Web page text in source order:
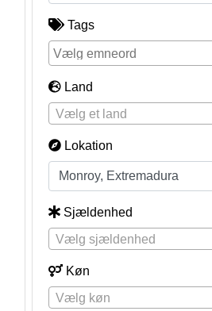
Tags
Land
Vælg et land
Lokation
Sjældenhed
Vælg sjældenhed
Køn
Vælg køn